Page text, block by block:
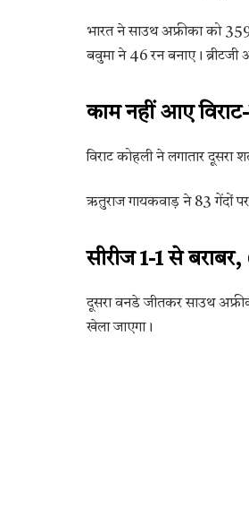
भारत ने साउथ अफ्रीका को 359
बवुमा ने 46 रन बनाए। ब्रीटजी
काम नहीं आए
विराट कोहली ने लगातार
ऋतुराज गायकवाड़ ने 83 गेंदों
सीरीज 1-1 से
दूसरा वनडे जीतकर साउथ
खेला जाएगा।